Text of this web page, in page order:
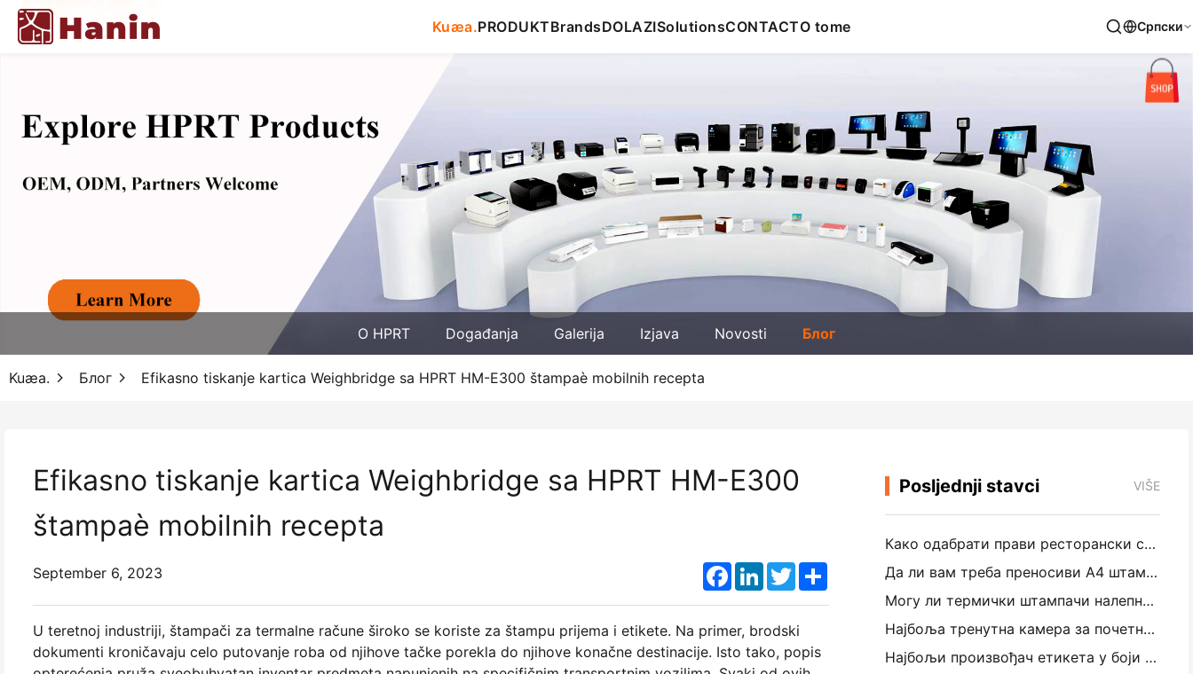
Kuæa.PRODUKTBrandsDOLAZISolutionsCONTACTO tome Српски
O HPRT Događanja Galerija Izjava Novosti Блог
Kuæa. Блог Efikasno tiskanje kartica Weighbridge sa HPRT HM-E300 štampaè mobilnih recepta
Efikasno tiskanje kartica Weighbridge sa HPRT HM-E300
štampaè mobilnih recepta
September 6, 2023 Facebook
LinkedInTwitterShare
U teretnoj industriji, štampači za termalne račune široko se koriste za štampu prijema i etikete. Na primer, brodski
dokumenti kroničavaju celo putovanje roba od njihove tačke porekla do njihove konačne destinacije. Isto tako, popis
Posljednji stavci VIŠE
Како одабрати прави ресторански софтвер за свој мали или средњи ресторан
Да ли вам треба преносиви А4 штампач за рачуне складишта? Шта заправо ради
Могу ли термички штампачи налепница направити водоотпорне налепнице за мале пословне производе?
Најбоља тренутна камера за почетнике који не желе отпадни папир
Најбољи произвођач етикета у боји за путовање и резервацију текста: Додајте више боја свакој страници